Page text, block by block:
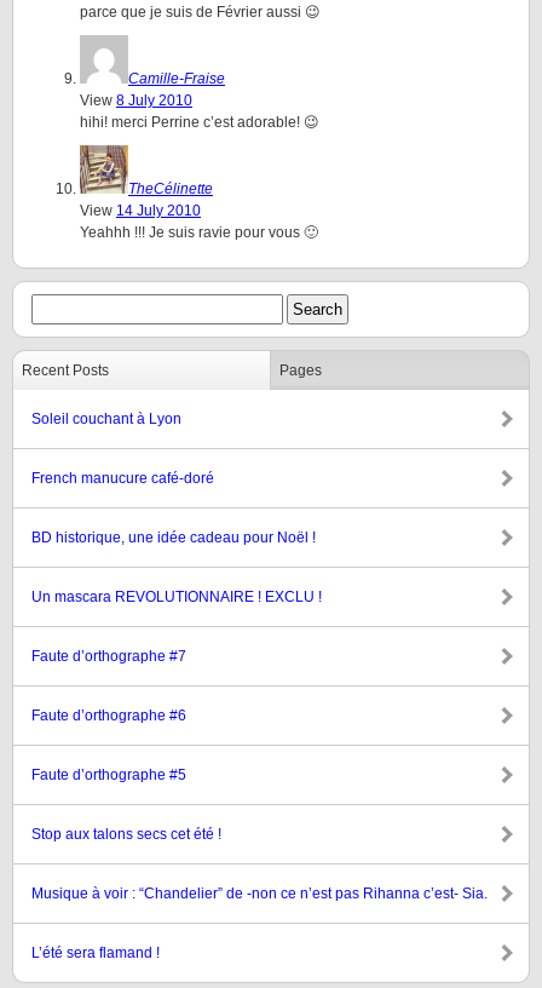
parce que je suis de Février aussi 😉
Camille-Fraise
View 8 July 2010
hihi! merci Perrine c’est adorable! 😉
TheCélinette
View 14 July 2010
Yeahhh !!! Je suis ravie pour vous 🙂
Recent Posts Pages
Soleil couchant à Lyon
French manucure café-doré
BD historique, une idée cadeau pour Noël !
Un mascara REVOLUTIONNAIRE ! EXCLU !
Faute d’orthographe #7
Faute d’orthographe #6
Faute d’orthographe #5
Stop aux talons secs cet été !
Musique à voir : “Chandelier” de -non ce n’est pas Rihanna c’est- Sia.
L’été sera flamand !